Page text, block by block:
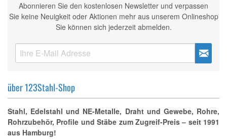
Abonnieren Sie den kostenlosen Newsletter und verpassen
Sie keine Neuigkeit oder Aktionen mehr aus unserem Onlineshop
Sie können sich jederzeit abmelden.
über 123Stahl-Shop
Stahl, Edelstahl und NE-Metalle, Draht und Gewebe, Rohre,
Rohrzubehör, Profile und Stäbe zum Zugreif-Preis – seit 1991
aus Hamburg!